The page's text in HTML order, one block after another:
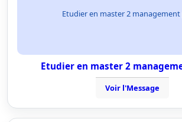
Etudier en master 2
Etudier en master 2
Voir l'Message